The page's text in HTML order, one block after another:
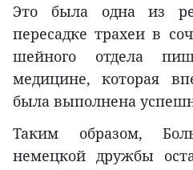
Это была одна из
пересадке трахеи в
шейного отдела
медицине, которая
была выполнена
Таким образом,
немецкой дружбы